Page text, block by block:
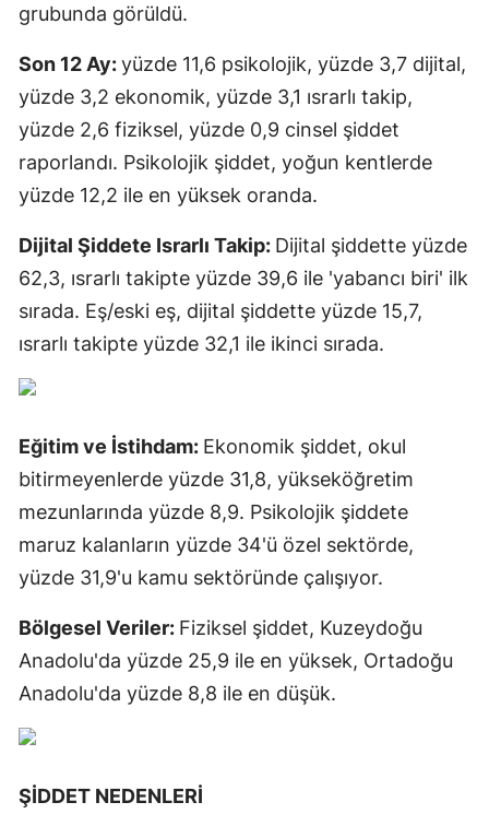
grubunda görüldü.
Son 12 Ay:yüzde 11,6 psikolojik, yüzde 3,7 dijital,
yüzde 3,2 ekonomik, yüzde 3,1 ısrarlı takip,
yüzde 2,6 fiziksel, yüzde 0,9 cinsel şiddet
raporlandı. Psikolojik şiddet, yoğun kentlerde
yüzde 12,2 ile en yüksek oranda.
Dijital Şiddete Israrlı Takip: Dijital şiddette yüzde
62,3, ısrarlı takipte yüzde 39,6 ile 'yabancı biri' ilk
sırada. Eş/eski eş, dijital şiddette yüzde 15,7,
ısrarlı takipte yüzde 32,1 ile ikinci sırada.
Eğitim ve İstihdam: Ekonomik şiddet, okul
bitirmeyenlerde yüzde 31,8, yükseköğretim
mezunlarında yüzde 8,9. Psikolojik şiddete
maruz kalanların yüzde 34'ü özel sektörde,
yüzde 31,9'u kamu sektöründe çalışıyor.
Bölgesel Veriler: Fiziksel şiddet, Kuzeydoğu
Anadolu'da yüzde 25,9 ile en yüksek, Ortadoğu
Anadolu'da yüzde 8,8 ile en düşük.
ŞİDDET NEDENLERİ